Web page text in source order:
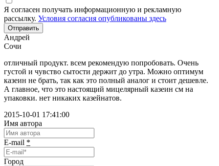
Я согласен получать информационную и рекламную
рассылку. Условия согласия опубликованы здесь
Отправить
Андрей
Сочи
отличный продукт. всем рекомендую попробовать. Очень
густой и чувство сытости держит до утра. Можно оптимум
казеин не брать, так как это полный аналог и стоит дешевле.
А главное, что это настоящий мицелярный казеин см на
упаковки. нет никаких казейнатов.
2015-10-01 17:41:00
Имя автора
E-mail *
Город